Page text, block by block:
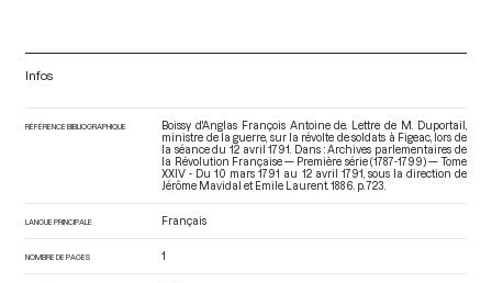
Infos
RÉFÉRENCE BIBLIOGRAPHIQUE
Boissy d'Anglas François Antoine de. Lettre de M. Duportail,
ministre de la guerre, sur la révolte de soldats à Figeac, lors de
la séance du 12 avril 1791. Dans : Archives parlementaires de
la Révolution Française — Première série (1787-1799) — Tome
XXIV - Du 10 mars 1791 au 12 avril 1791 , sous la direction de
Jérôme Mavidal et Emile Laurent. 1886. p. 723.
LANGUE PRINCIPALE Français
NOMBRE DE PAGES 1